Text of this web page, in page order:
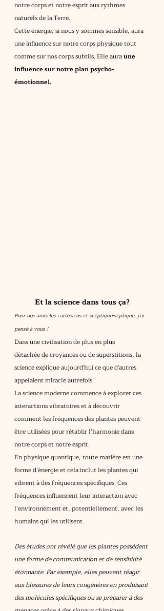
notre corps et notre esprit aux rythmes
naturels de la Terre.
Cette énergie, si nous y sommes sensible, aura
une influence sur notre corps physique tout
comme sur nos corps subtils. Elle aura une
influence sur notre plan psycho-
émotionnel.
Et la science dans tous ça?
Pour nos amis les cartésiens et scéptiquo-séptique, j'ai
pensé à vous !
Dans une civilisation de plus en plus
détachée de croyances ou de superstitions, la
science explique aujourd'hui ce que d'autres
appelaient miracle autrefois.
La science moderne commence à explorer ces
interactions vibratoires et à découvrir
comment les fréquences des plantes peuvent
être utilisées pour rétablir l’harmonie dans
notre corps et notre esprit.
En physique quantique, toute matière est une
forme d’énergie et cela inclut les plantes qui
vibrent à des fréquences spécifiques. Ces
fréquences influencent leur interaction avec
l’environnement et, potentiellement, avec les
humains qui les utilisent.
Des études ont révélé que les plantes possèdent
une forme de communication et de sensibilité
étonnante. Par exemple, elles peuvent réagir
aux blessures de leurs congénères en produisant
des molécules spécifiques ou se préparer à des